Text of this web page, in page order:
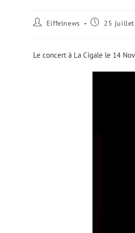
Auteur/autrice
:
Eiffelnews
Publication
25 juillet
Le concert à La Cigale le 14